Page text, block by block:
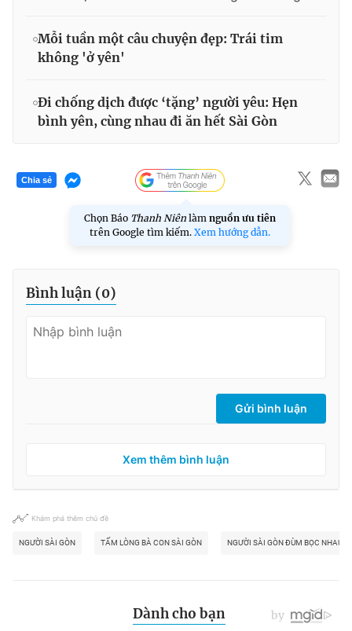
Mỗi tuần một câu chuyện đẹp: Trái tim
không 'ở yên'
Đi chống dịch được ‘tặng’ người yêu: Hẹn
bình yên, cùng nhau đi ăn hết Sài Gòn
Chia sẻ
Chọn Báo Thanh Niên làm nguồn ưu tiên
trên Google tìm kiếm. Xem hướng dẫn.
Bình luận (0)
Gửi bình luận
Xem thêm bình luận
Khám phá thêm chủ đề
NGƯỜI SÀI GÒN TẤM LÒNG BÀ CON SÀI GÒN NGƯỜI SÀI GÒN ĐÙM BỌC NHAU